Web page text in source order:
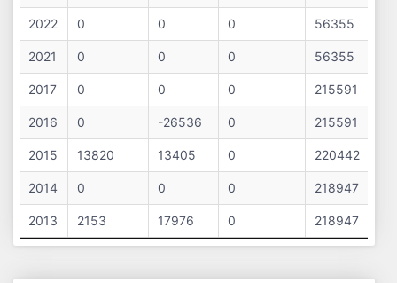
2022 0 0 0 56355
2021 0 0 0 56355
2017 0 0 0 215591
2016 0 -26536 0 215591
2015 13820 13405 0 220442
2014 0 0 0 218947
2013 2153 17976 0 218947